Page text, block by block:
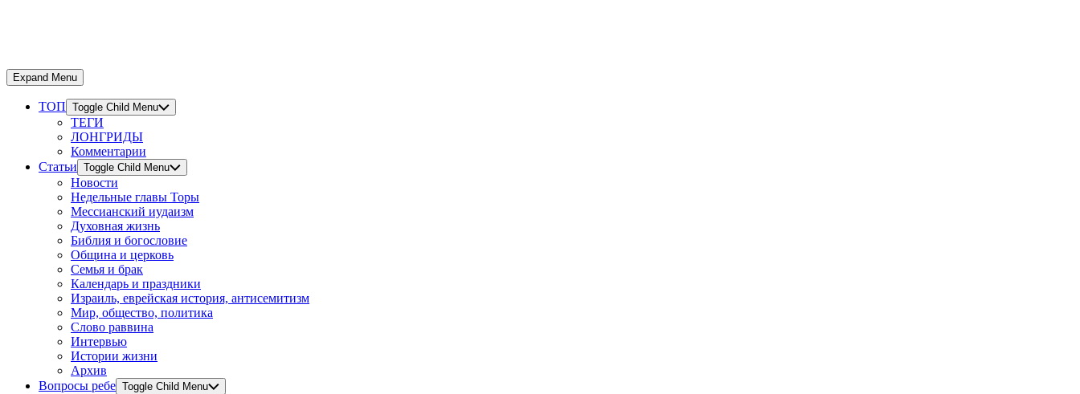
Expand Menu
ТОП Toggle Child Menu
ТЕГИ
ЛОНГРИДЫ
Комментарии
Статьи Toggle Child Menu
Новости
Недельные главы Торы
Мессианский иудаизм
Духовная жизнь
Библия и богословие
Община и церковь
Семья и брак
Календарь и праздники
Израиль, еврейская история, антисемитизм
Мир, общество, политика
Слово раввина
Интервью
Истории жизни
Архив
Вопросы ребе Toggle Child Menu